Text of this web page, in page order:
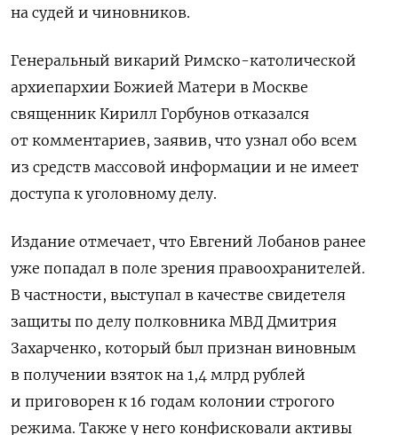
на судей и чиновников.
Генеральный викарий Римско-католической
архиепархии Божией Матери в Москве
священник Кирилл Горбунов отказался
от комментариев, заявив, что узнал обо всем
из средств массовой информации и не имеет
доступа к уголовному делу.
Издание отмечает, что Евгений Лобанов ранее
уже попадал в поле зрения правоохранителей.
В частности, выступал в качестве свидетеля
защиты по делу полковника МВД Дмитрия
Захарченко, который был признан виновным
в получении взяток на 1,4 млрд рублей
и приговорен к 16 годам колонии строгого
режима. Также у него конфисковали активы